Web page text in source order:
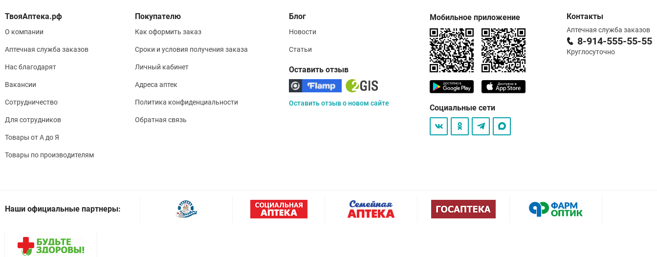
О компании
Аптечная служба заказов
Нас благодарят
Вакансии
Сотрудничество
Для сотрудников
Товары от А до Я
Товары по производителям
Покупателю
Как оформить заказ
Сроки и условия получения заказа
Личный кабинет
Адреса аптек
Политика конфиденциальности
Обратная связь
Блог
Новости
Статьи
Оставить отзыв
Оставить отзыв о новом сайте
Мобильное приложение
Социальные сети
Контакты
Аптечная служба заказов
8-914-555-55-55
Круглосуточно
Наши официальные партнеры: